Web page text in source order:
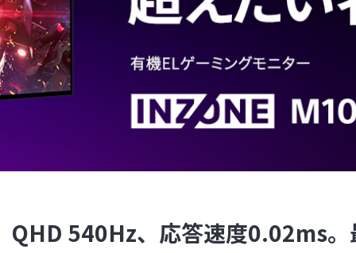
QHD 540Hz、応答速度0.02ms